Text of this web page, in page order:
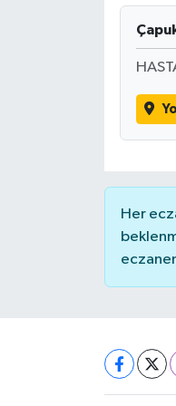
Her
VİDEO
YAZARLAR
MAGAZİN